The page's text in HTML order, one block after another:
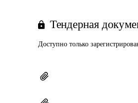
Тендерная
Доступно только